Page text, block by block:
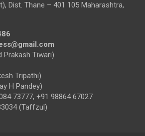
Dist. Thane – 401 105 Maharashtra,
Prakash Tiwari)
Tripathi)
H Pandey)
73777, +91 98864 67027
(Taffzul)